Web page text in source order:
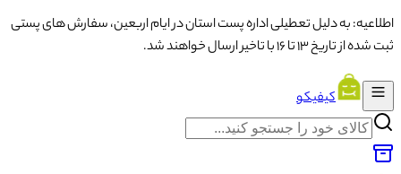
اطلاعیه: به دلیل تعطیلی اداره پست استان در ایام اربعین، سفارش های پستی
ثبت شده از تاریخ ۱۳ تا ۱۶ با تاخیر ارسال خواهند شد.
کیفیکو